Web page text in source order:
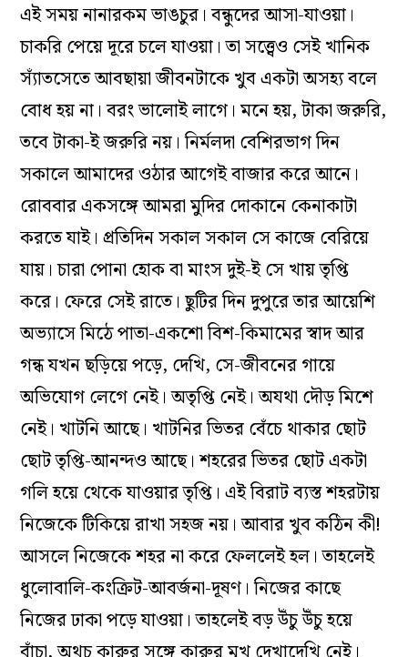
এই সময় নানারকম ভাঙচুর। বন্ধুদের আসা-যাওয়া।
চাকরি পেয়ে দূরে চলে যাওয়া। তা সত্ত্বেও সেই খানিক
স্যাঁতসেতে আবছায়া জীবনটাকে খুব একটা অসহ্য বলে
বোধ হয় না। বরং ভালোই লাগে। মনে হয়, টাকা জরুরি,
তবে টাকা-ই জরুরি নয়। নির্মলদা বেশিরভাগ দিন
সকালে আমাদের ওঠার আগেই বাজার করে আনে।
রোববার একসঙ্গে আমরা মুদির দোকানে কেনাকাটা
করতে যাই। প্রতিদিন সকাল সকাল সে কাজে বেরিয়ে
যায়। চারা পোনা হোক বা মাংস দুই-ই সে খায় তৃপ্তি
করে। ফেরে সেই রাতে। ছুটির দিন দুপুরে তার আয়েশি
অভ্যাসে মিঠে পাতা-একশো বিশ-কিমামের স্বাদ আর
গন্ধ যখন ছড়িয়ে পড়ে, দেখি, সে-জীবনের গায়ে
অভিযোগ লেগে নেই। অতৃপ্তি নেই। অযথা দৌড় মিশে
নেই। খাটনি আছে। খাটনির ভিতর বেঁচে থাকার ছোট
ছোট তৃপ্তি-আনন্দও আছে। শহরের ভিতর ছোট একটা
গলি হয়ে থেকে যাওয়ার তৃপ্তি। এই বিরাট ব্যস্ত শহরটায়
নিজেকে টিকিয়ে রাখা সহজ নয়। আবার খুব কঠিন কী!
আসলে নিজেকে শহর না করে ফেললেই হল। তাহলেই
ধুলোবালি-কংক্রিট-আবর্জনা-দূষণ। নিজের কাছে
নিজের ঢাকা পড়ে যাওয়া। তাহলেই বড় উঁচু উঁচু হয়ে